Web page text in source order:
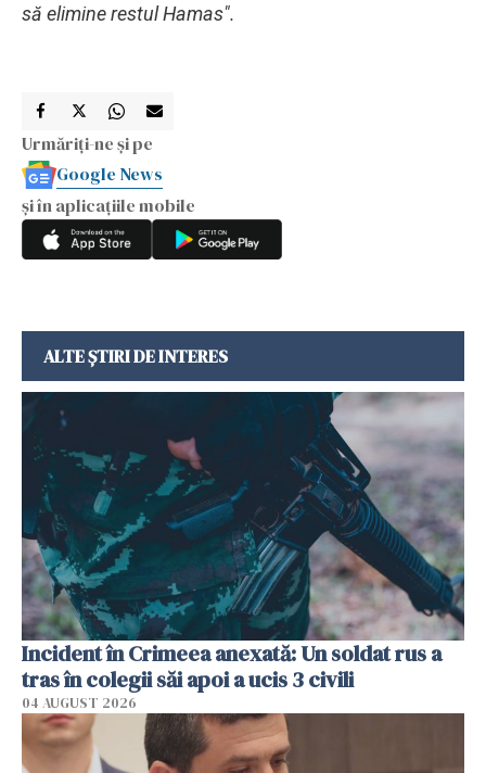
să elimine restul Hamas".
Urmăriți-ne și pe
Google News
și în aplicațiile mobile
ALTE ȘTIRI DE INTERES
Incident în Crimeea anexată: Un soldat rus a
tras în colegii săi apoi a ucis 3 civili
04 AUGUST 2026